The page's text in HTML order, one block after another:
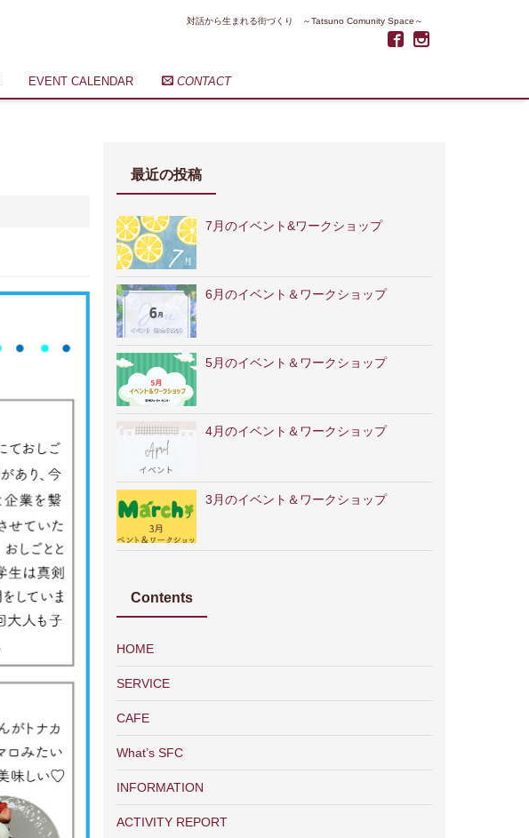
対話から生まれる街づくり ～Tatsuno Comunity Space～
EVENT CALENDAR CONTACT
最近の投稿
7月のイベント&ワークショップ
6月のイベント＆ワークショップ
5月のイベント＆ワークショップ
4月のイベント＆ワークショップ
3月のイベント＆ワークショップ
Contents
HOME
SERVICE
CAFE
What’s SFC
INFORMATION
ACTIVITY REPORT